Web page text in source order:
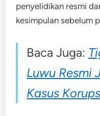
penyelidikan resmi
kesimpulan sebelum
Baca Juga:
Luwu Resmi
Kasus